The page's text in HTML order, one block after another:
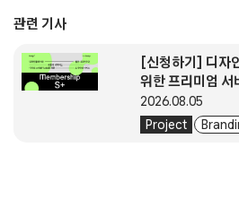
관련 기사
Project
[신청하기] 디자
위한 프리미엄 서
2026.08.05